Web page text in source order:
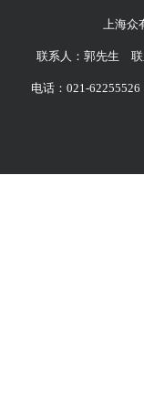
上海众
联系人：郭先生 联
电话：021-